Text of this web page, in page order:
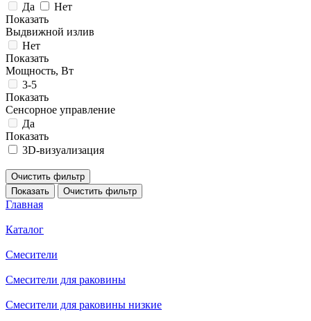
Да
Нет
Показать
Выдвижной излив
Нет
Показать
Мощность, Вт
3-5
Показать
Сенсорное управление
Да
Показать
3D-визуализация
Очистить фильтр
Показать
Очистить фильтр
Главная
Каталог
Смесители
Смесители для раковины
Смесители для раковины низкие